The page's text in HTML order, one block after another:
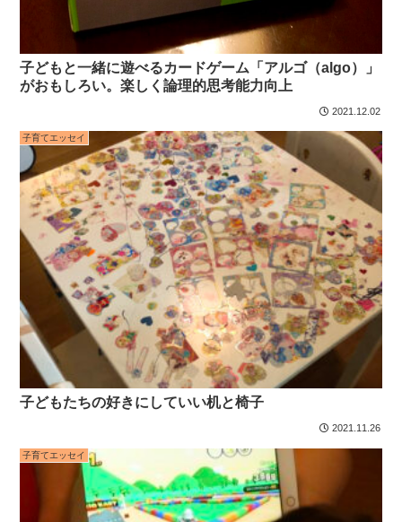
子どもと一緒に遊べるカードゲーム「アルゴ（algo）」
がおもしろい。楽しく論理的思考能力向上
2021.12.02
子育てエッセイ
子どもたちの好きにしていい机と椅子
2021.11.26
子育てエッセイ